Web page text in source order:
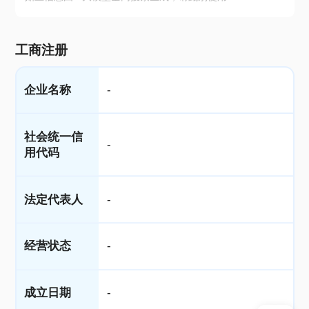
工商注册
企业名称 -
社会统一信
用代码
-
法定代表人 -
经营状态 -
成立日期 -